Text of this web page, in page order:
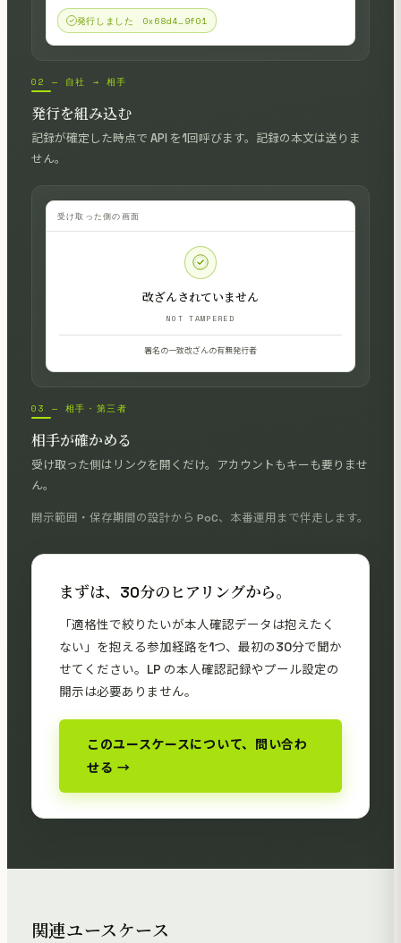
発行しました 0x68d4…9f01
02 — 自社 → 相手
発行を組み込む
記録が確定した時点で API を1回呼びます。記録の本文は送りま
せん。
受け取った側の画面
改ざんされていません
NOT TAMPERED
署名の一致改ざんの有無発行者
03 — 相手・第三者
相手が確かめる
受け取った側はリンクを開くだけ。アカウントもキーも要りませ
ん。
開示範囲・保存期間の設計から PoC、本番運用まで伴走します。
まずは、30分のヒアリングから。
「適格性で絞りたいが本人確認データは抱えたく
ない」を抱える参加経路を1つ、最初の30分で聞か
せてください。LP の本人確認記録やプール設定の
開示は必要ありません。
このユースケースについて、問い合わ
せる →
関連ユースケース